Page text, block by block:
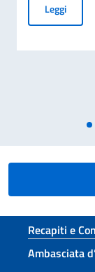
LeggiCarta
Recapiti e
Ambasciata